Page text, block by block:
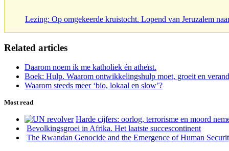
Lezing: Op omgekeerde kruistocht. Lopend van Jeruzalem
Related articles
Daarom noem ik me katholiek én atheïst.
Boek: Hulp. Waarom ontwikkelingshulp moet, groeit en
Waarom steeds meer ‘bio, lokaal en slow’?
Most read
Harde cijfers: oorlog, terrorisme en moord
Bevolkingsgroei in Afrika. Het laatste succescontinent
The Rwandan Genocide and the Emergence of Human